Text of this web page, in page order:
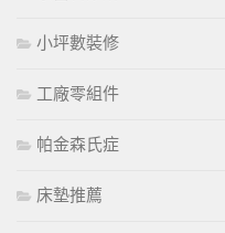
小坪數裝修
工廠零組件
帕金森氏症
床墊推薦